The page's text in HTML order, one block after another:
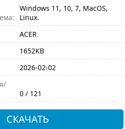
Windows 11, 10, 7, MacOS,
Linux.
ACER
1652KB
2026-02-02
0 / 121
СКАЧАТЬ